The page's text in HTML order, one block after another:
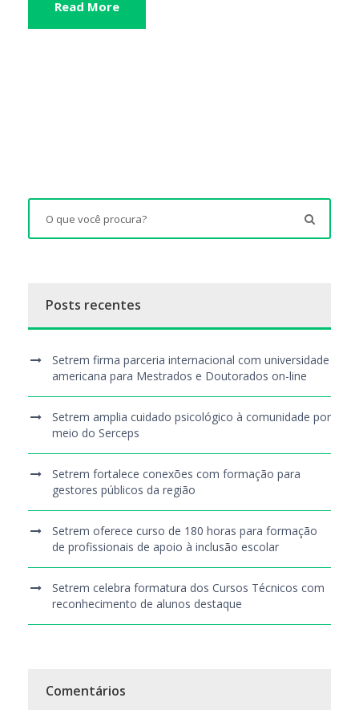
Read More
Posts recentes
Setrem firma parceria internacional com universidade
americana para Mestrados e Doutorados on-line
Setrem amplia cuidado psicológico à comunidade por
meio do Serceps
Setrem fortalece conexões com formação para
gestores públicos da região
Setrem oferece curso de 180 horas para formação
de profissionais de apoio à inclusão escolar
Setrem celebra formatura dos Cursos Técnicos com
reconhecimento de alunos destaque
Comentários